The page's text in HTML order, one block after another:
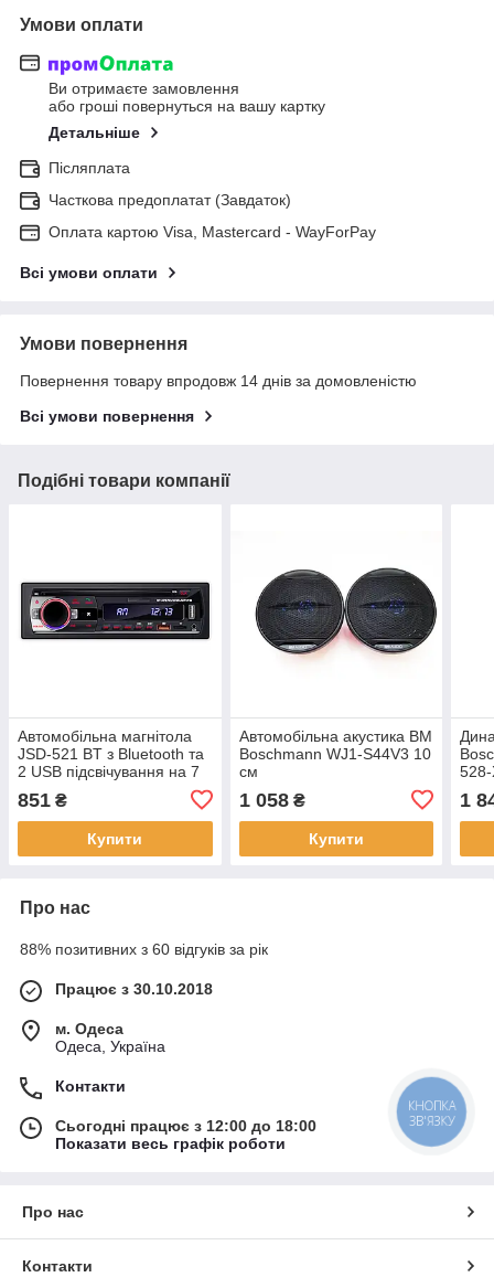
Умови оплати
Ви отримаєте замовлення
або гроші повернуться на вашу картку
Детальніше
Післяплата
Часткова предоплатат (Завдаток)
Оплата картою Visa, Mastercard - WayForPay
Всі умови оплати
Умови повернення
Повернення товару впродовж 14 днів за домовленістю
Всі умови повернення
Подібні товари компанії
Автомобільна магнітола
JSD-521 BT з Bluetooth та
2 USB підсвічування на 7
851 ₴
Купити
Автомобільна акустика BM
Boschmann WJ1-S44V3 10
см
1 058₴
Купити
1
Про нас
88% позитивних з 60 відгуків за рік
Працює з 30.10.2018
м. Одеса
Одеса, Україна
Контакти
Сьогодні працює з 12:00 до 18:00
Показати весь графік роботи
Про нас
Контакти
КНОПКА
ЗВ'ЯЗКУ